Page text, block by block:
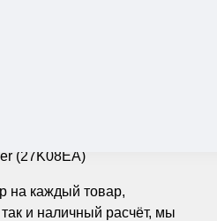
(27K08EA)
на каждый товар,
и наличный расчёт, мы